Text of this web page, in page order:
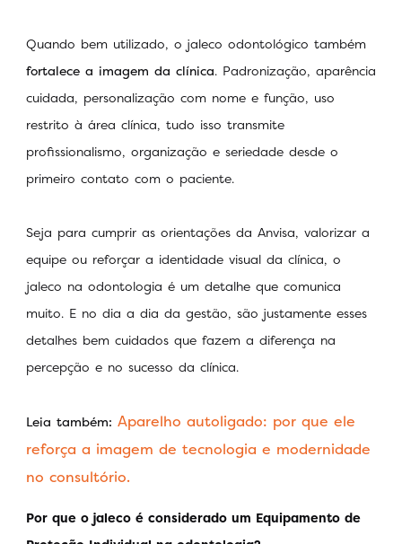
Quando bem utilizado, o jaleco odontológico também
fortalece a imagem da clínica. Padronização, aparência
cuidada, personalização com nome e função, uso
restrito à área clínica, tudo isso transmite
profissionalismo, organização e seriedade desde o
primeiro contato com o paciente.
Seja para cumprir as orientações da Anvisa, valorizar a
equipe ou reforçar a identidade visual da clínica, o
jaleco na odontologia é um detalhe que comunica
muito. E no dia a dia da gestão, são justamente esses
detalhes bem cuidados que fazem a diferença na
percepção e no sucesso da clínica.
Leia também: Aparelho autoligado: por que ele
reforça a imagem de tecnologia e modernidade
no consultório.
Por que o jaleco é considerado um Equipamento de